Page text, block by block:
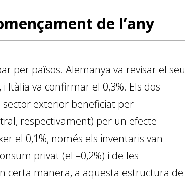
de l’any
per països. Alemanya va revisar el seu
Itàlia va confirmar el 0,3%. Els dos
exterior beneficiat per
respectivament) per un efecte
el 0,1%, només els inventaris van
privat (el –0,2%) i de les
certa manera, a aquesta estructura de